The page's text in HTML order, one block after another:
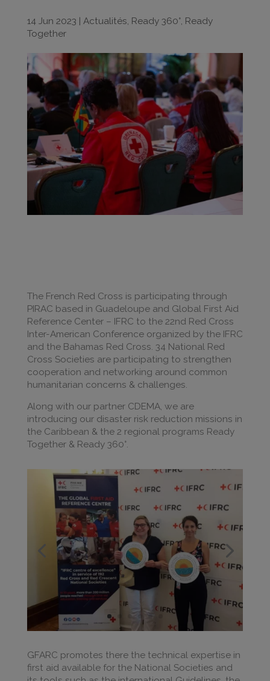
14 Jun 2023 Actualités, Ready 360°, Ready
Together
The French Red Cross is participating through
PIRAC based in Guadeloupe and Global First Aid
Reference Center – IFRC to the 22nd Red Cross
Inter-American Conference organized by the IFRC
and the Bahamas Red Cross. 34 National Red
Cross Societies are participating to strengthen
cooperation and networking around common
humanitarian concerns & challenges.
Along with our partner CDEMA, we are
introducing our disaster risk reduction missions in
the Caribbean & the 2 regional programs Ready
Together & Ready 360°.
GFARC promotes there the technical expertise in
first aid available for the National Societies and